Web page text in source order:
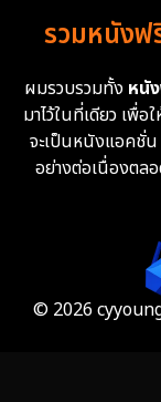
Family ครอบ
Fantasy จินต
Fiction
รวมหนังฟ
ผมรวบรวมทั้ง หนั
มาไว้ในที่เดียว เพื่อ
จะเป็นหนังแอคชั่
อย่างต่อเนื่องตล
© 2026